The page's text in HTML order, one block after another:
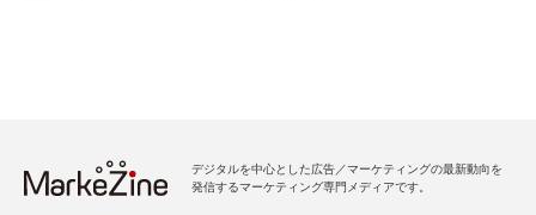
デジタルを中心とした広告／マーケティングの最新動向を
発信するマーケティング専門メディアです。